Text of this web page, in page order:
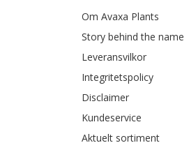
Om Avaxa Plants
Story behind the name
Leveransvilkor
Integritetspolicy
Disclaimer
Kundeservice
Aktuelt sortiment